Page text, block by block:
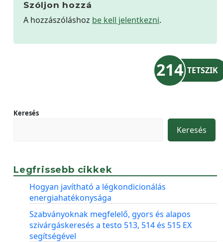
Szóljon hozzá
A hozzászóláshoz be kell jelentkezni.
214 TETSZIK
Keresés
Keresés
Legfrissebb cikkek
Hogyan javítható a légkondicionálás
energiahatékonysága
Szabványoknak megfelelő, gyors és alapos
szivárgáskeresés a testo 513, 514 és 515 EX
segítségével